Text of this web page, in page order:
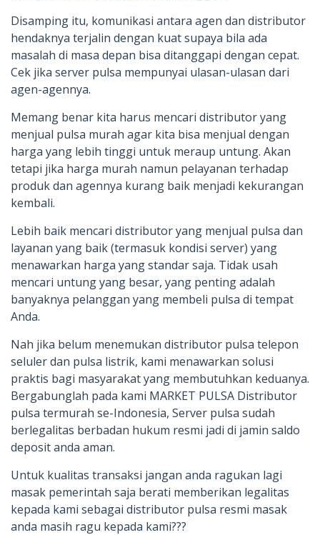
Disamping itu, komunikasi antara agen dan distributor
hendaknya terjalin dengan kuat supaya bila ada
masalah di masa depan bisa ditanggapi dengan cepat.
Cek jika server pulsa mempunyai ulasan-ulasan dari
agen-agennya.
Memang benar kita harus mencari distributor yang
menjual pulsa murah agar kita bisa menjual dengan
harga yang lebih tinggi untuk meraup untung. Akan
tetapi jika harga murah namun pelayanan terhadap
produk dan agennya kurang baik menjadi kekurangan
kembali.
Lebih baik mencari distributor yang menjual pulsa dan
layanan yang baik (termasuk kondisi server) yang
menawarkan harga yang standar saja. Tidak usah
mencari untung yang besar, yang penting adalah
banyaknya pelanggan yang membeli pulsa di tempat
Anda.
Nah jika belum menemukan distributor pulsa telepon
seluler dan pulsa listrik, kami menawarkan solusi
praktis bagi masyarakat yang membutuhkan keduanya.
Bergabunglah pada kami MARKET PULSA Distributor
pulsa termurah se-Indonesia, Server pulsa sudah
berlegalitas berbadan hukum resmi jadi di jamin saldo
deposit anda aman.
Untuk kualitas transaksi jangan anda ragukan lagi
masak pemerintah saja berati memberikan legalitas
kepada kami sebagai distributor pulsa resmi masak
anda masih ragu kepada kami???